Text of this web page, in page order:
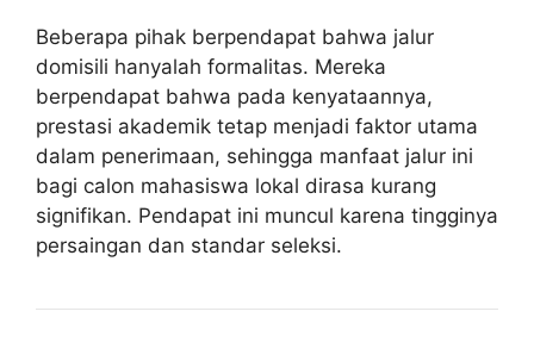
Beberapa pihak berpendapat bahwa jalur
domisili hanyalah formalitas. Mereka
berpendapat bahwa pada kenyataannya,
prestasi akademik tetap menjadi faktor utama
dalam penerimaan, sehingga manfaat jalur ini
bagi calon mahasiswa lokal dirasa kurang
signifikan. Pendapat ini muncul karena tingginya
persaingan dan standar seleksi.